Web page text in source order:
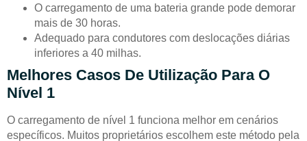
O carregamento de uma bateria grande pode demorar
mais de 30 horas.
Adequado para condutores com deslocações diárias
inferiores a 40 milhas.
Melhores Casos De Utilização Para O
Nível 1
O carregamento de nível 1 funciona melhor em cenários
específicos. Muitos proprietários escolhem este método pela